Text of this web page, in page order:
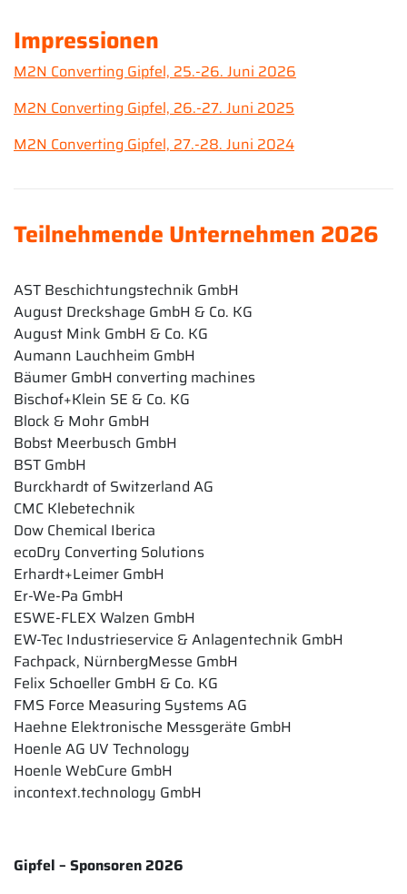
Impressionen
M2N Converting Gipfel, 25.-26. Juni 2026
M2N Converting Gipfel, 26.-27. Juni 2025
M2N Converting Gipfel, 27.-28. Juni 2024
Teilnehmende Unternehmen 2026
AST Beschichtungstechnik GmbH
August Dreckshage GmbH & Co. KG
August Mink GmbH & Co. KG
Aumann Lauchheim GmbH
Bäumer GmbH converting machines
Bischof+Klein SE & Co. KG
Block & Mohr GmbH
Bobst Meerbusch GmbH
BST GmbH
Burckhardt of Switzerland AG
CMC Klebetechnik
Dow Chemical Iberica
ecoDry Converting Solutions
Erhardt+Leimer GmbH
Er-We-Pa GmbH
ESWE-FLEX Walzen GmbH
EW-Tec Industrieservice & Anlagentechnik GmbH
Fachpack, NürnbergMesse GmbH
Felix Schoeller GmbH & Co. KG
FMS Force Measuring Systems AG
Haehne Elektronische Messgeräte GmbH
Hoenle AG UV Technology
Hoenle WebCure GmbH
incontext.technology GmbH
Gipfel – Sponsoren 2026